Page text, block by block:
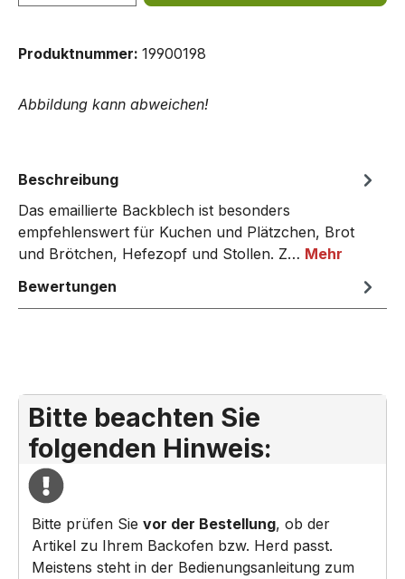
Produktnummer: 19900198
Abbildung kann abweichen!
Beschreibung
Das emaillierte Backblech ist besonders
empfehlenswert für Kuchen und Plätzchen, Brot
und Brötchen, Hefezopf und Stollen. Z… Mehr
Bewertungen
Bitte beachten Sie
folgenden Hinweis:
Bitte prüfen Sie vor der Bestellung, ob der
Artikel zu Ihrem Backofen bzw. Herd passt.
Meistens steht in der Bedienungsanleitung zum